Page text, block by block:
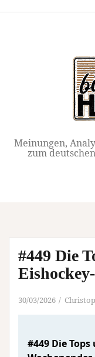
Meinungen,
zum
#449 Die
30/03/2026